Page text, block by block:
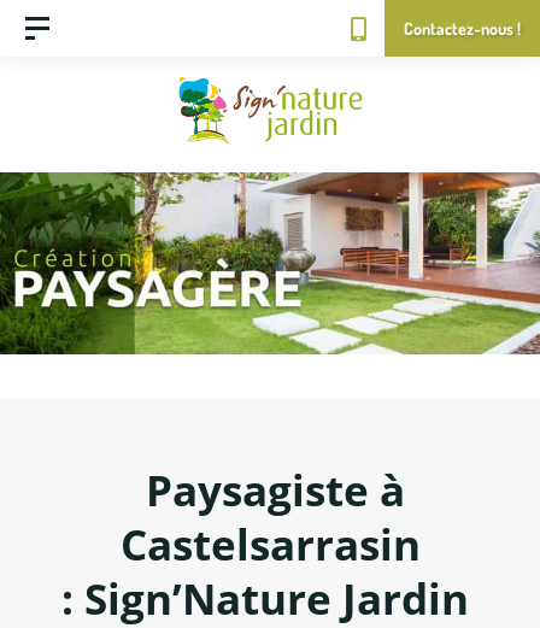
Contactez-nous !
Paysagiste à
Castelsarrasin
: Sign’Nature Jardin